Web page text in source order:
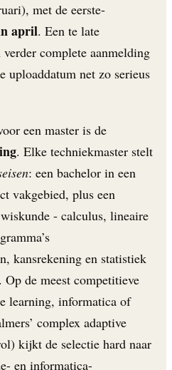
met de eerste-
april. Een te late
complete aanmelding
uploaddatum net zo serieus
een master is de
. Elke techniekmaster stelt
: een bachelor in een
vakgebied, plus een
- calculus, lineaire
kansrekening en statistiek
de meest competitieve
learning, informatica of
complex adaptive
kijkt de selectie hard naar
en informatica-